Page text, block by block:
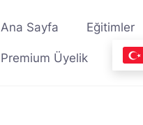
Ana Sayfa Eğitimler
Premium Üyelik